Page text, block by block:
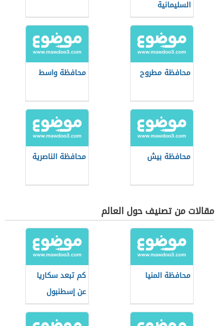
السليمانية
محافظة مطروح محافظة واسط
محافظة بيش محافظة الناصرية
مقالات من تصنيف حول العالم
محافظة المنيا
كم تبعد سكاريا
عن إسطنبول